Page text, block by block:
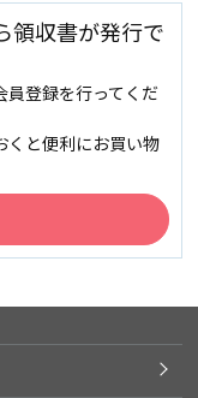
領収書が発行で
員登録を行ってくだ
くと便利にお買い物